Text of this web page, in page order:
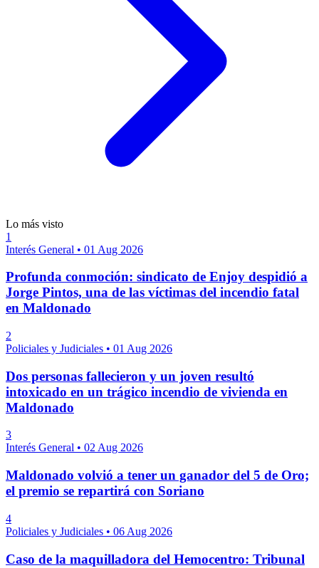
Lo más visto
1
Interés General • 01 Aug 2026
Profunda conmoción: sindicato de Enjoy despidió a
Jorge Pintos, una de las víctimas del incendio fatal
en Maldonado
2
Policiales y Judiciales • 01 Aug 2026
Dos personas fallecieron y un joven resultó
intoxicado en un trágico incendio de vivienda en
Maldonado
3
Interés General • 02 Aug 2026
Maldonado volvió a tener un ganador del 5 de Oro;
el premio se repartirá con Soriano
4
Policiales y Judiciales • 06 Aug 2026
Caso de la maquilladora del Hemocentro: Tribunal